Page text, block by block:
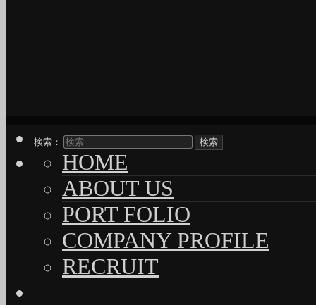
検索：
HOME
ABOUT US
PORT FOLIO
COMPANY PROFILE
RECRUIT